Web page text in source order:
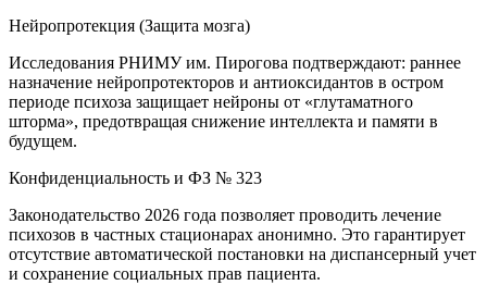
Нейропротекция (Защита мозга)
Исследования РНИМУ им. Пирогова подтверждают: раннее
назначение нейропротекторов и антиоксидантов в остром
периоде психоза защищает нейроны от «глутаматного
шторма», предотвращая снижение интеллекта и памяти в
будущем.
Конфиденциальность и ФЗ № 323
Законодательство 2026 года позволяет проводить лечение
психозов в частных стационарах анонимно. Это гарантирует
отсутствие автоматической постановки на диспансерный учет
и сохранение социальных прав пациента.